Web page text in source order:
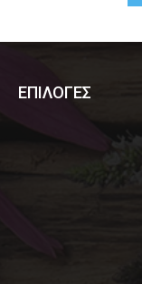
ΕΠΙΛΟΓΕΣ